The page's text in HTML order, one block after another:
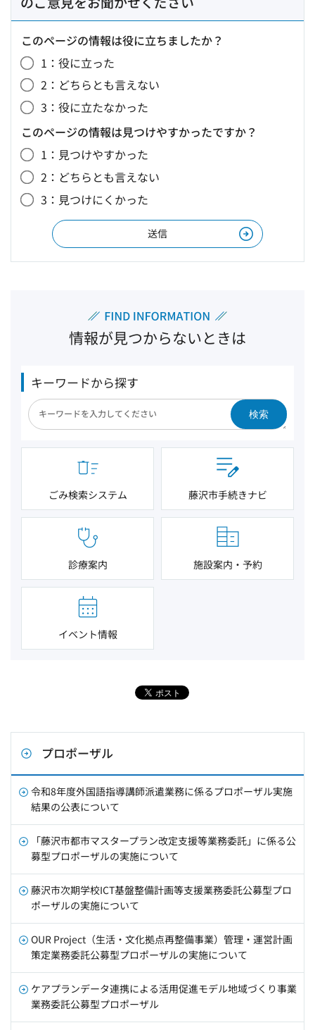
このページの情報は役に立ちましたか？
1：役に立った
2：どちらとも言えない
3：役に立たなかった
このページの情報は見つけやすかったですか？
1：見つけやすかった
2：どちらとも言えない
3：見つけにくかった
情報が見つからないときは
キーワードから探す
検索
ごみ検索システム 藤沢市手続きナビ
診療案内 施設案内・予約
イベント情報
プロポーザル
令和8年度外国語指導講師派遣業務に係るプロポーザル実施
結果の公表について
「藤沢市都市マスタープラン改定支援等業務委託」に係る公
募型プロポーザルの実施について
藤沢市次期学校ICT基盤整備計画等支援業務委託公募型プロ
ポーザルの実施について
OUR Project（生活・文化拠点再整備事業）管理・運営計画
策定業務委託公募型プロポーザルの実施について
ケアプランデータ連携による活用促進モデル地域づくり事業
業務委託公募型プロポーザル